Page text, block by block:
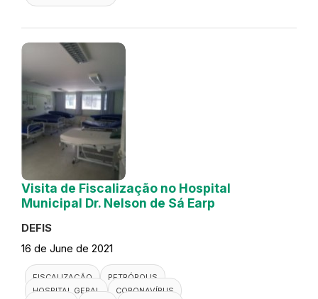
Visita de Fiscalização no Hospital
Municipal Dr. Nelson de Sá Earp
DEFIS
16 de June de 2021
FISCALIZAÇÃO
PETRÓPOLIS
HOSPITAL GERAL
CORONAVÍRUS